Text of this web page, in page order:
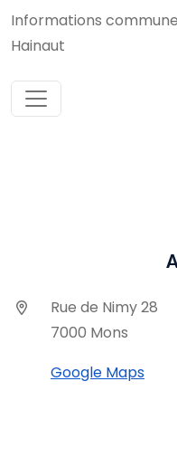
Informations
Hainaut
Rue de Nimy 28
7000 Mons
Google Maps